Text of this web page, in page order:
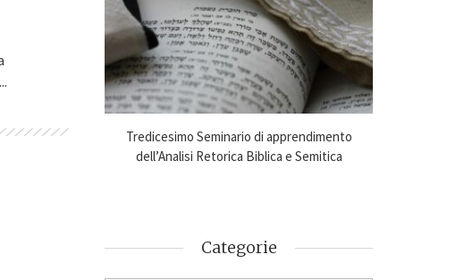
Tredicesimo Seminario di apprendimento
dell’Analisi Retorica Biblica e Semitica
Categorie